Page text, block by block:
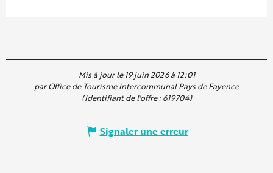
Mis à jour le 19 juin 2026 à 12:01
par Office de Tourisme Intercommunal Pays de Fayence
(Identifiant de l'offre :619704)
Signaler une erreur